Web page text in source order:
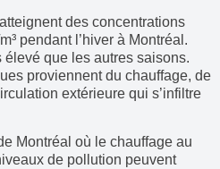
des concentrations
pendant l’hiver à Montréal.
élevé que les autres saisons.
proviennent du chauffage, de
extérieure qui s’infiltre
Montréal où le chauffage au
de pollution peuvent